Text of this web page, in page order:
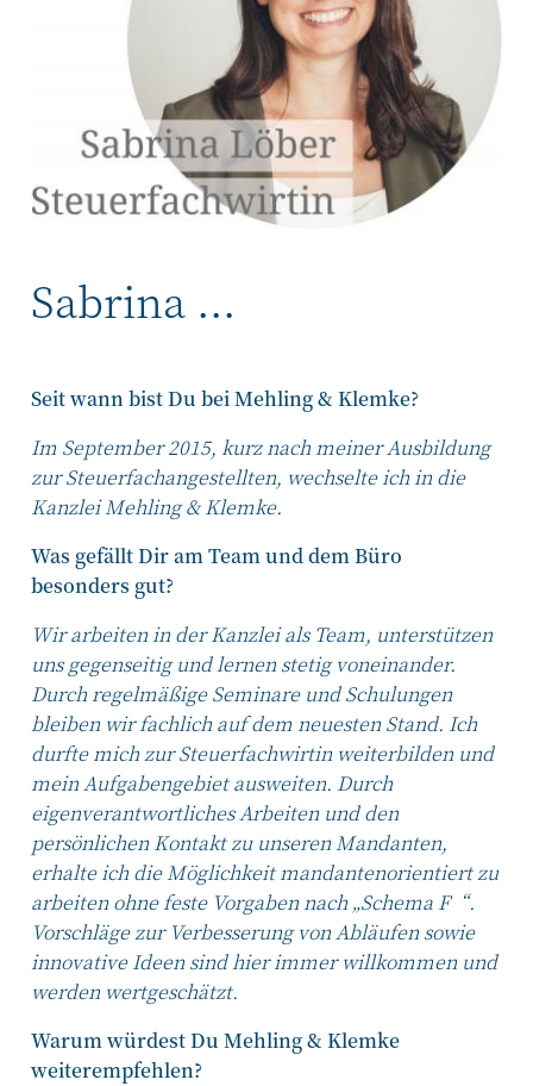
Sabrina ...
Seit wann bist Du bei Mehling & Klemke?
Im September 2015, kurz nach meiner Ausbildung
zur Steuerfachangestellten, wechselte ich in die
Kanzlei Mehling & Klemke.
Was gefällt Dir am Team und dem Büro
besonders gut?
Wir arbeiten in der Kanzlei als Team, unterstützen
uns gegenseitig und lernen stetig voneinander.
Durch regelmäßige Seminare und Schulungen
bleiben wir fachlich auf dem neuesten Stand. Ich
durfte mich zur Steuerfachwirtin weiterbilden und
mein Aufgabengebiet ausweiten. Durch
eigenverantwortliches Arbeiten und den
persönlichen Kontakt zu unseren Mandanten,
erhalte ich die Möglichkeit mandantenorientiert zu
arbeiten ohne feste Vorgaben nach „Schema F“.
Vorschläge zur Verbesserung von Abläufen sowie
innovative Ideen sind hier immer willkommen und
werden wertgeschätzt.
Warum würdest Du Mehling & Klemke
weiterempfehlen?